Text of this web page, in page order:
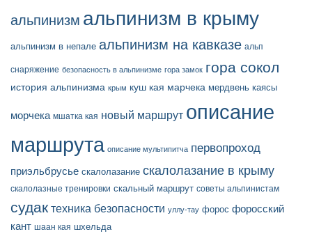
альпинизм альпинизм в крыму
альпинизм в непале альпинизм на кавказе альп
снаряжение безопасность в альпинизме гора замок гора сокол
история альпинизма крым куш кая марчека мердвень каясы
морчека мшатка кая новый маршрут описание
маршрута описание мультипитча первопроход
приэльбрусье скалолазание скалолазание в крыму
скалолазные тренировки скальный маршрут советы альпинистам
судак техника безопасности уллу-тау форос форосский
кант шаан кая шхельда